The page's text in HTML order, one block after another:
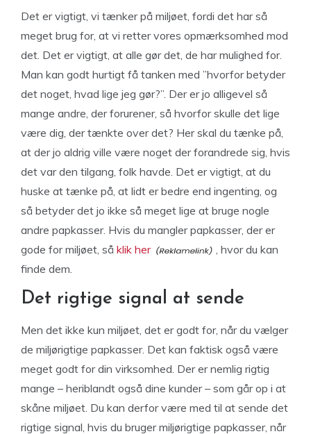
Det er vigtigt, vi tænker på miljøet, fordi det har så
meget brug for, at vi retter vores opmærksomhed mod
det. Det er vigtigt, at alle gør det, de har mulighed for.
Man kan godt hurtigt få tanken med ”hvorfor betyder
det noget, hvad lige jeg gør?”. Der er jo alligevel så
mange andre, der forurener, så hvorfor skulle det lige
være dig, der tænkte over det? Her skal du tænke på,
at der jo aldrig ville være noget der forandrede sig, hvis
det var den tilgang, folk havde. Det er vigtigt, at du
huske at tænke på, at lidt er bedre end ingenting, og
så betyder det jo ikke så meget lige at bruge nogle
andre papkasser. Hvis du mangler papkasser, der er
gode for miljøet, så klik her
, hvor du kan
finde dem.
Det rigtige signal at sende
Men det ikke kun miljøet, det er godt for, når du vælger
de miljørigtige papkasser. Det kan faktisk også være
meget godt for din virksomhed. Der er nemlig rigtig
mange – heriblandt også dine kunder – som går op i at
skåne miljøet. Du kan derfor være med til at sende det
rigtige signal, hvis du bruger miljørigtige papkasser, når